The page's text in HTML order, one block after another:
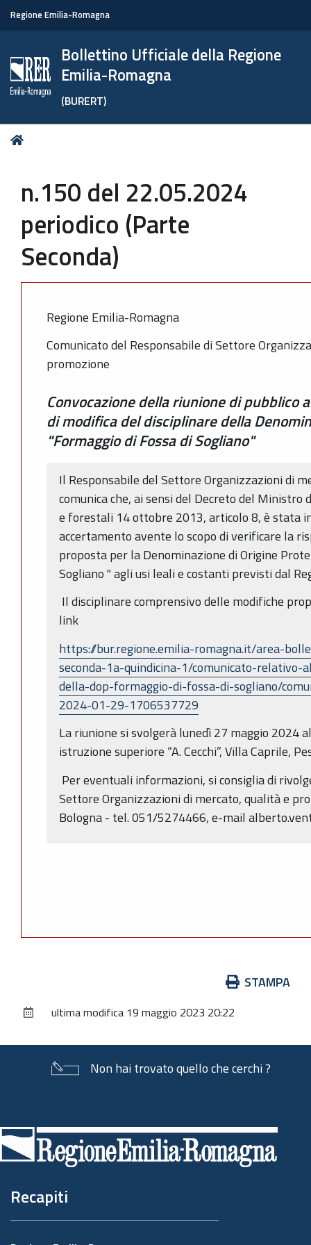
Regione Emilia-Romagna
Bollettino Ufficiale della Regione
Emilia-Romagna
(BURERT)
Tu
n.150 del 22.05.2024
periodico (Parte
Seconda)
Regione Emilia-Romagna
Comunicato del Responsabile di Settore
promozione
Convocazione della riunione di pubblico
di modifica del disciplinare della
"Formaggio di Fossa di Sogliano"
Il Responsabile del Settore Organizzazioni di
comunica che, ai sensi del Decreto del
e forestali 14 ottobre 2013, articolo 8, è stata
accertamento avente lo scopo di verificare la
proposta per la Denominazione di Origine
Sogliano " agli usi leali e costanti previsti dal
Il disciplinare comprensivo delle modifiche
link
https://bur.regione.emilia-romagna.it/area-
seconda-1a-quindicina-1/comunicato-
della-dop-formaggio-di-fossa-di-sogliano/
2024-01-29-1706537729
La riunione si svolgerà lunedì 27 maggio 2024
istruzione superiore “A. Cecchi”, Villa Caprile,
Per eventuali informazioni, si consiglia di
Settore Organizzazioni di mercato, qualità e
Bologna - tel. 051/5274466, e-mail
documento
STAMPA
ultima modifica 19 maggio 2023 20:22
Non hai trovato quello che cerchi ?
di
pagina
Recapiti